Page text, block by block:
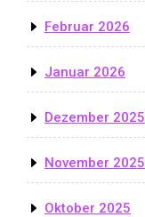
Februar 2026
Januar 2026
Dezember 2025
November 2025
Oktober 2025